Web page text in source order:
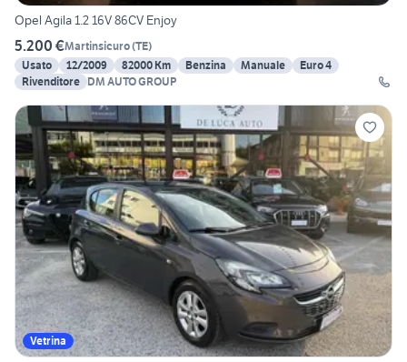
Opel Agila 1.2 16V 86CV Enjoy
5.200 €Martinsicuro(TE)
Usato
12/2009 82000 Km Benzina Manuale
Euro 4
Rivenditore DM AUTO GROUP
Vetrina